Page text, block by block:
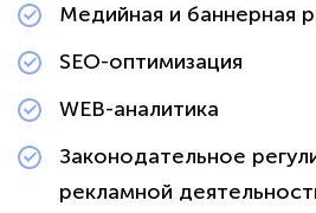
Медийная и баннерная
SEO-оптимизация
WEB-аналитика
Законодательное
рекламной